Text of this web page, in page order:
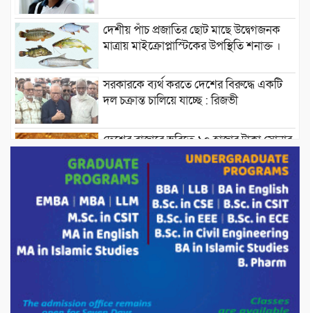
দেশীয় পাঁচ প্রজাতির ছোট মাছে উদ্বেগজনক
মাত্রায় মাইক্রোপ্লাস্টিকের উপস্থিতি শনাক্ত ।
সরকারকে ব্যর্থ করতে দেশের বিরুদ্ধে একটি
দল চক্রান্ত চালিয়ে যাচ্ছে : রিজভী
দেশের বাজারে ভরিতে ১০ হাজার টাকা সোনার
দাম বাড়ানোর ঘোষণা।
ভারপ্রাপ্ত রাষ্ট্রপতি হাফিজ উদ্দিন আহমদের
সাথে এইচটি বাংলা অনলাইন পোর্টাল ও আইপি
টিভির সম্পাদক মোঃ ইসমাইল হোসেনের
সৌজন্য সাক্ষাৎ।
পাটগ্রামে জুলাই অভ্যুত্থান দিবস উপলক্ষে